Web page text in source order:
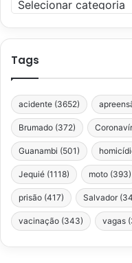
Tags
acidente (3652)
Brumado (372)
Guanambi (501)
Jequié (1118) moto (393)
prisão (417) Salvador
vacinação (343) vagas